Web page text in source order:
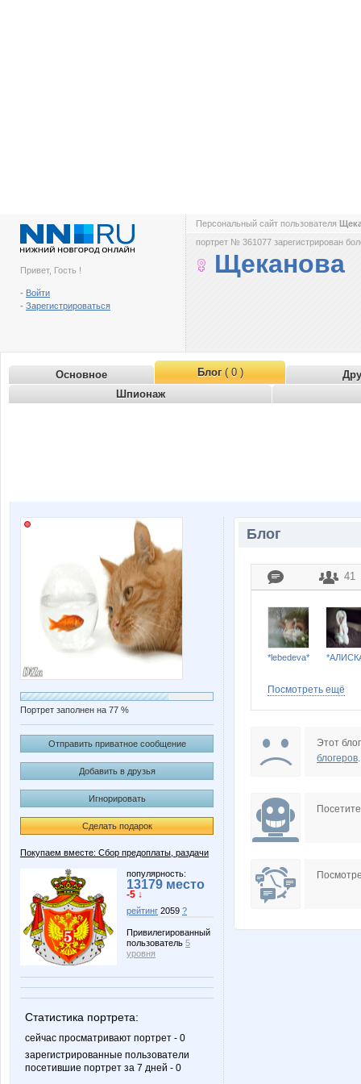
Привет, Гость !
- Войти
- Зарегистрироваться
Персональный сайт пользователя
портрет № 361077 зарегистрирован
Щеканова
Основное Блог( 0 )
Шпионаж
Портрет заполнен на 77 %
Отправить приватное сообщение
Добавить в друзья
Игнорировать
Сделать подарок
Покупаем вместе: Сбор предоплаты, раздачи
популярность:
13179 место
-5 ↓
рейтинг 2059 ?
Привилегированный
пользователь 5
уровня
Статистика портрета:
сейчас просматривают портрет - 0
зарегистрированные пользователи
посетившие портрет за 7 дней - 0
Блог
41
*lebedeva*
KIK0
Lonza Lusien
Посмотреть ещё
Этот
блогеров.